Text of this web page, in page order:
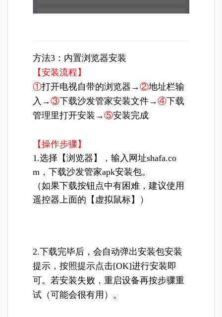
方法3：内置浏览器安装
【安装流程】
①打开电视自带的浏览器→②地址栏输
入→③下载沙发管家安装文件→④下载
管理里打开安装→⑤安装完成
【操作步骤】
1.选择【浏览器】，输入网址shafa.co
m，下载沙发管家apk安装包。
（如果下载按钮点中有困难，建议使用
遥控器上面的【虚拟鼠标】）
2.下载完毕后，会自动弹出安装包安装
提示，按照提示点击[OK]进行安装即
可。若安装失败，重启设备再按步骤重
试（可能会很有用）。